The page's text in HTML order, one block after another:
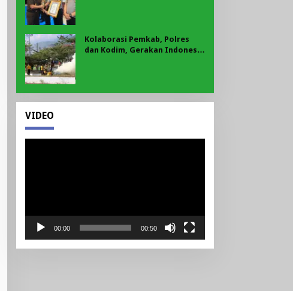
Kolaborasi Pemkab, Polres
dan Kodim, Gerakan Indonesia
VIDEO
00:00 00:50